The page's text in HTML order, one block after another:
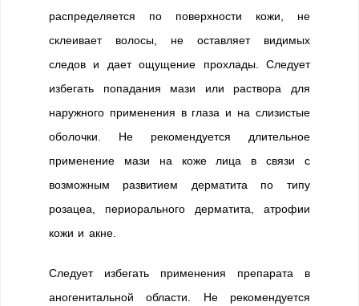
распределяется по поверхности кожи, не
склеивает волосы, не оставляет видимых
следов и дает ощущение прохлады. Следует
избегать попадания мази или раствора для
наружного применения в глаза и на слизистые
оболочки. Не рекомендуется длительное
применение мази на коже лица в связи с
возможным развитием дерматита по типу
розацеа, периорального дерматита, атрофии
кожи и акне.
Следует избегать применения препарата в
аногенитальной области. Не рекомендуется